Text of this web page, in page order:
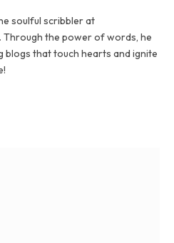
soulful scribbler at
Through the power of words, he
blogs that touch hearts and ignite